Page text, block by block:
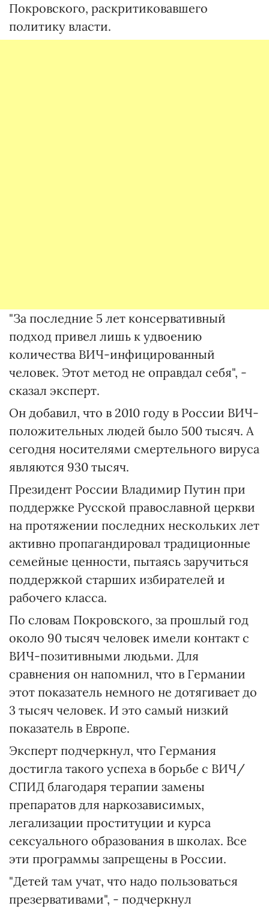
Покровского, раскритиковавшего
политику власти.
"За последние 5 лет консервативный
подход привел лишь к удвоению
количества ВИЧ-инфицированный
человек. Этот метод не оправдал себя", -
сказал эксперт.
Он добавил, что в 2010 году в России ВИЧ-
положительных людей было 500 тысяч. А
сегодня носителями смертельного вируса
являются 930 тысяч.
Президент России Владимир Путин при
поддержке Русской православной церкви
на протяжении последних нескольких лет
активно пропагандировал традиционные
семейные ценности, пытаясь заручиться
поддержкой старших избирателей и
рабочего класса.
По словам Покровского, за прошлый год
около 90 тысяч человек имели контакт с
ВИЧ-позитивными людьми. Для
сравнения он напомнил, что в Германии
этот показатель немного не дотягивает до
3 тысяч человек. И это самый низкий
показатель в Европе.
Эксперт подчеркнул, что Германия
достигла такого успеха в борьбе с ВИЧ/
СПИД благодаря терапии замены
препаратов для наркозависимых,
легализации проституции и курса
сексуального образования в школах. Все
эти программы запрещены в России.
"Детей там учат, что надо пользоваться
презервативами", - подчеркнул